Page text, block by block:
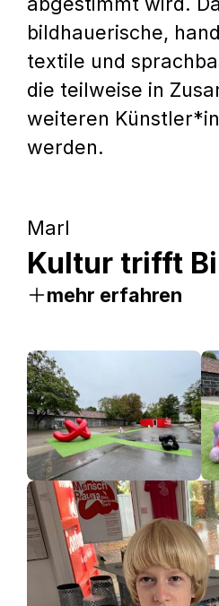
bildhauerische,
textile und
die teilweise in
weiteren
werden.
Marl
Kultur trifft
mehr erfahren